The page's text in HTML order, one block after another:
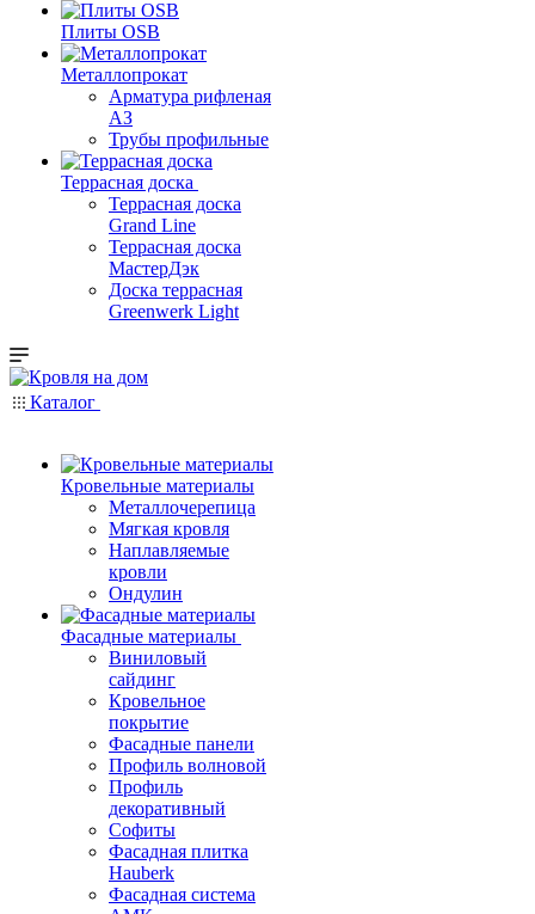
Плиты OSB
Металлопрокат
Арматура рифленая
АЗ
Трубы профильные
Террасная доска
Террасная доска
Grand Line
Террасная доска
МастерДэк
Доска террасная
Greenwerk Light
Каталог
Кровельные материалы
Металлочерепица
Мягкая кровля
Наплавляемые
кровли
Ондулин
Фасадные материалы
Виниловый
сайдинг
Кровельное
покрытие
Фасадные панели
Профиль волновой
Профиль
декоративный
Софиты
Фасадная плитка
Hauberk
Фасадная система